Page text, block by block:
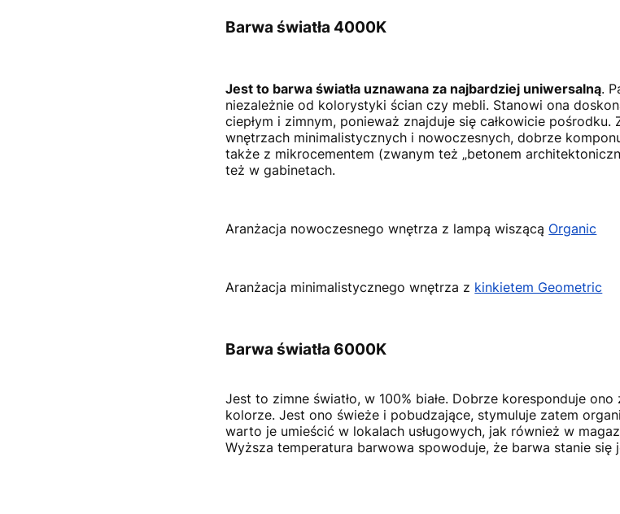
Barwa światła 4000K
Jest to barwa światła uznawana za najbardziej uniwersalną.
niezależnie od kolorystyki ścian czy mebli. Stanowi ona
ciepłym i zimnym, ponieważ znajduje się całkowicie pośrodku.
wnętrzach minimalistycznych i nowoczesnych, dobrze
także z mikrocementem (zwanym też „betonem
też w gabinetach.
Aranżacja nowoczesnego wnętrza z lampą wiszącą Organic
Aranżacja minimalistycznego wnętrza z kinkietem Geometric
Barwa światła 6000K
Jest to zimne światło, w 100% białe. Dobrze koresponduje
kolorze. Jest ono świeże i pobudzające, stymuluje zatem
warto je umieścić w lokalach usługowych, jak również w
Wyższa temperatura barwowa spowoduje, że barwa stanie się